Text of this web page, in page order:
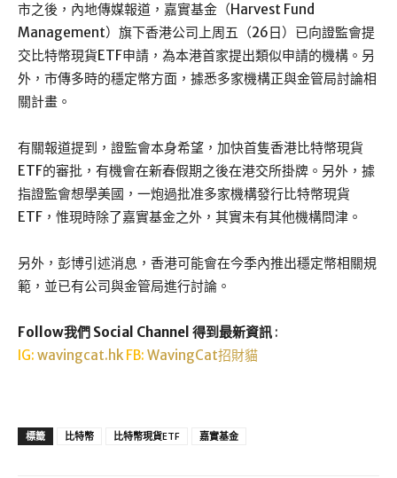
市之後，內地傳媒報道，嘉實基金（Harvest Fund
Management）旗下香港公司上周五（26日）已向證監會提
交比特幣現貨ETF申請，為本港首家提出類似申請的機構。另
外，市傳多時的穩定幣方面，據悉多家機構正與金管局討論相
關計畫。
有關報道提到，證監會本身希望，加快首隻香港比特幣現貨
ETF的審批，有機會在新春假期之後在港交所掛牌。另外，據
指證監會想學美國，一炮過批准多家機構發行比特幣現貨
ETF，惟現時除了嘉實基金之外，其實未有其他機構問津。
另外，彭博引述消息，香港可能會在今季內推出穩定幣相關規
範，並已有公司與金管局進行討論。
Follow我們 Social Channel 得到最新資訊 :
IG: wavingcat.hk FB: WavingCat招財貓
標籤 比特幣 比特幣現貨ETF 嘉實基金